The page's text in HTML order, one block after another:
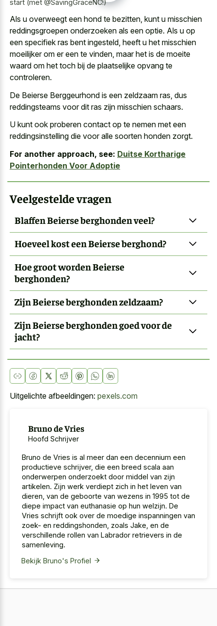
start (met @SavingGraceNC!)
Als u overweegt een hond te bezitten, kunt u misschien
reddingsgroepen onderzoeken als een optie. Als u op
een specifiek ras bent ingesteld, heeft u het misschien
moeilijker om er een te vinden, maar het is de moeite
waard om het toch bij de plaatselijke opvang te
controleren.
De Beierse Berggeurhond is een zeldzaam ras, dus
reddingsteams voor dit ras zijn misschien schaars.
U kunt ook proberen contact op te nemen met een
reddingsinstelling die voor alle soorten honden zorgt.
For another approach, see: Duitse Kortharige
Pointerhonden Voor Adoptie
Veelgestelde vragen
Blaffen Beierse berghonden veel?
Hoeveel kost een Beierse berghond?
Hoe groot worden Beierse
berghonden?
Zijn Beierse berghonden zeldzaam?
Zijn Beierse berghonden goed voor de
jacht?
Uitgelichte afbeeldingen: pexels.com
Bruno de Vries
Hoofd Schrijver
Bruno de Vries is al meer dan een decennium een
productieve schrijver, die een breed scala aan
onderwerpen onderzoekt door middel van zijn
artikelen. Zijn werk verdiept zich in het leven van
dieren, van de geboorte van wezens in 1995 tot de
diepe impact van euthanasie op hun welzijn. De
Vries schrijft ook over de moedige inspanningen van
zoek- en reddingshonden, zoals Jake, en de
verschillende rollen van Labrador retrievers in de
samenleving.
Bekijk Bruno's Profiel